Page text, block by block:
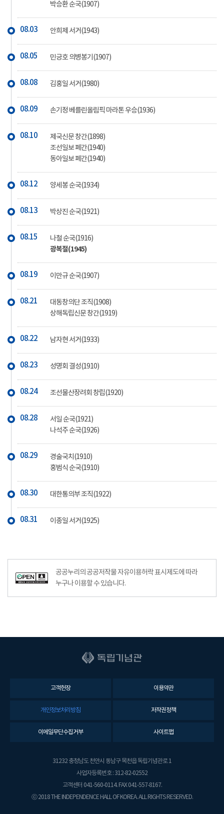
박승환 순국(1907)
08.03 안희제 서거(1943)
08.05 민긍호 의병봉기(1907)
08.08 김홍일 서거(1980)
08.09 손기정 베를린올림픽 마라톤 우승(1936)
08.10
제국신문 창간(1898)
조선일보 폐간(1940)
동아일보 폐간(1940)
08.12 양세봉 순국(1934)
08.13 박상진 순국(1921)
08.15 나철 순국(1916)
광복절(1945)
08.19 이만규 순국(1907)
08.21
대동창의단 조직(1908)
상해독립신문 창간(1919)
08.22 남자현 서거(1933)
08.23 성명회 결성(1910)
08.24 조선물산장려회 창립(1920)
08.28
서일 순국(1921)
나석주 순국(1926)
08.29
경술국치(1910)
홍범식 순국(1910)
08.30 대한통의부 조직(1922)
08.31 이종일 서거(1925)
공공누리의 공공저작물 자유이용허락 표시제도에 따라
누구나 이용할 수 있습니다.
고객헌장 이용약관
개인정보처리방침 저작권정책
이메일무단수집거부 사이트맵
31232 충청남도 천안시 동남구 목천읍 독립기념관로 1
사업자등록번호 : 312-82-02552
고객센터 041-560-0114. FAX 041-557-8167.
ⓒ 2018 THE INDEPENDENCE HALL OF KOREA. ALL RIGHTS RESERVED.